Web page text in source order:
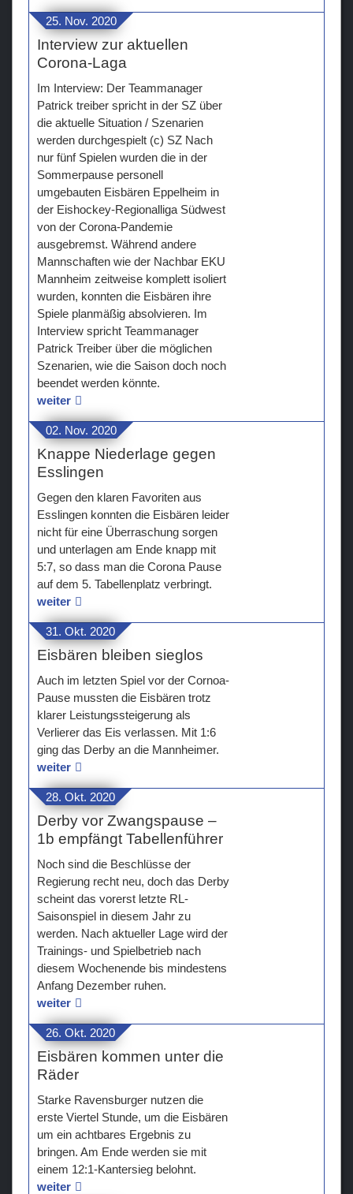
25. Nov. 2020
Interview zur aktuellen
Corona-Laga
Im Interview: Der Teammanager
Patrick treiber spricht in der SZ über
die aktuelle Situation / Szenarien
werden durchgespielt (c) SZ Nach
nur fünf Spielen wurden die in der
Sommerpause personell
umgebauten Eisbären Eppelheim in
der Eishockey-Regionalliga Südwest
von der Corona-Pandemie
ausgebremst. Während andere
Mannschaften wie der Nachbar EKU
Mannheim zeitweise komplett isoliert
wurden, konnten die Eisbären ihre
Spiele planmäßig absolvieren. Im
Interview spricht Teammanager
Patrick Treiber über die möglichen
Szenarien, wie die Saison doch noch
beendet werden könnte.
weiter
02. Nov. 2020
Knappe Niederlage gegen
Esslingen
Gegen den klaren Favoriten aus
Esslingen konnten die Eisbären leider
nicht für eine Überraschung sorgen
und unterlagen am Ende knapp mit
5:7, so dass man die Corona Pause
auf dem 5. Tabellenplatz verbringt.
weiter
31. Okt. 2020
Eisbären bleiben sieglos
Auch im letzten Spiel vor der Cornoa-
Pause mussten die Eisbären trotz
klarer Leistungssteigerung als
Verlierer das Eis verlassen. Mit 1:6
ging das Derby an die Mannheimer.
weiter
28. Okt. 2020
Derby vor Zwangspause –
1b empfängt Tabellenführer
Noch sind die Beschlüsse der
Regierung recht neu, doch das Derby
scheint das vorerst letzte RL-
Saisonspiel in diesem Jahr zu
werden. Nach aktueller Lage wird der
Trainings- und Spielbetrieb nach
diesem Wochenende bis mindestens
Anfang Dezember ruhen.
weiter
26. Okt. 2020
Eisbären kommen unter die
Räder
Starke Ravensburger nutzen die
erste Viertel Stunde, um die Eisbären
um ein achtbares Ergebnis zu
bringen. Am Ende werden sie mit
einem 12:1-Kantersieg belohnt.
weiter